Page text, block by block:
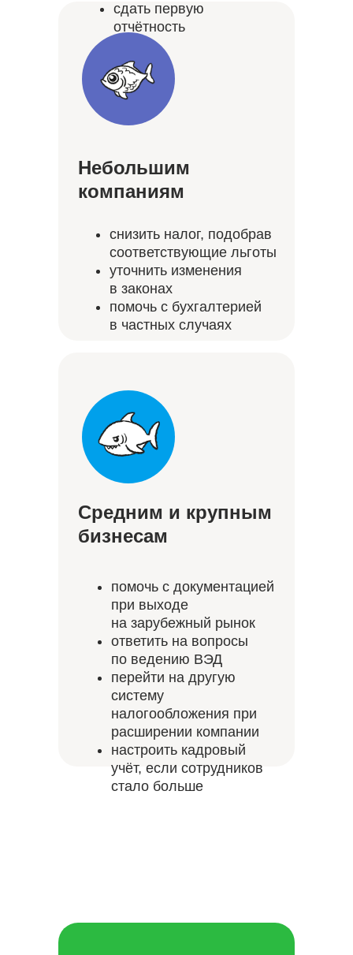
Небольшим
компаниям
снизить налог, подобрав
соответствующие льготы
уточнить изменения
в законах
помочь с бухгалтерией
в частных случаях
Средним и крупным
бизнесам
помочь с документацией
при выходе
на зарубежный рынок
ответить на вопросы
по ведению ВЭД
перейти на другую
систему
налогообложения при
расширении компании
настроить кадровый
учёт, если сотрудников
стало больше
сдать первую
отчётность